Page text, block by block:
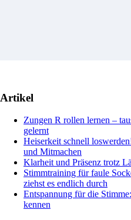
Artikel
Zungen R rollen lernen –
gelernt
Heiserkeit schnell
und Mitmachen
Klarheit und Präsenz trotz
Stimmtraining für faule
ziehst es endlich durch
Entspannung für die
kennen